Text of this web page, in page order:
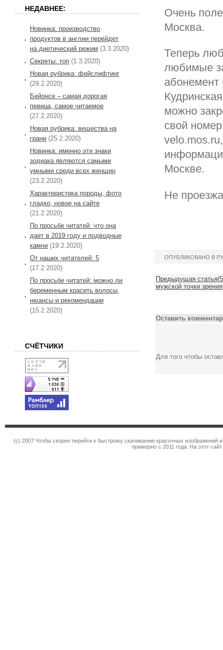
Очень
Москва.
Теперь
любимые
абонемент
можно
свой
Москве.
Не
ОПУБЛИКОВАНО В
Предыдущая
мужской точки
Оставить
Для того чтобы
НЕДАВНЕЕ:
Новинка: производство
продуктов в англии перейдет
на диетический режим (3.3.2020)
Секреты: топ (1.3.2020)
Новая рубрика: фейслифтинг
(29.2.2020)
Бейонсе – самая дорогая
певица, самое читаемое
(27.2.2020)
Новая рубрика: вещества на
грани (25.2.2020)
Новинка: именно эти знаки
зодиака являются самыми
умными среди всех женщин
(23.2.2020)
Характеристика породы, фото
гладко, новое на сайте
(21.2.2020)
По просьбе читатей: что она
дает в 2019 году и подводные
камни (19.2.2020)
От наших читателей: 5
(17.2.2020)
По просьбе читатей: можно ли
беременным красить волосы,
нюансы и рекомендации
(15.2.2020)
СЧЁТЧИКИ
(c) 2007 Чтобы скорее перейти к быстрому скачиванию красочных
примерно с 2011 года. На этот